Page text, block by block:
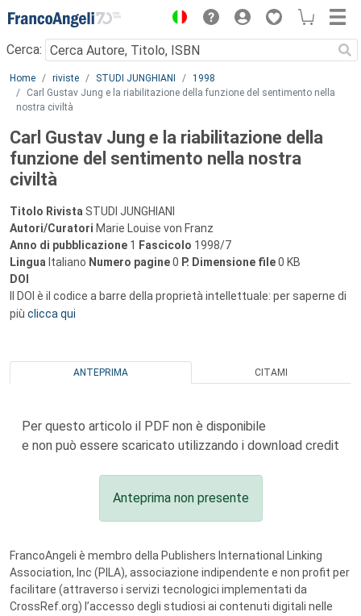
Menu
Cerca:
Main content
Home riviste STUDI JUNGHIANI
1998
Carl Gustav Jung e la riabilitazione della funzione del sentimento nella
nostra civiltà
Carl Gustav Jung e la riabilitazione della
funzione del sentimento nella nostra
civiltà
Titolo Rivista STUDI JUNGHIANI
Autori/Curatori Marie Louise von Franz
Anno di pubblicazione 1 Fascicolo 1998/7
Lingua Italiano Numero pagine0 P. Dimensione file0 KB
DOI
Il DOI è il codice a barre della proprietà intellettuale: per saperne di
più clicca qui
ANTEPRIMA CITAMI
Per questo articolo il PDF non è disponibile
e non può essere scaricato utilizzando i download credit
Anteprima non presente
FrancoAngeli è membro della Publishers International Linking
Association, Inc (PILA), associazione indipendente e non profit per
facilitare (attraverso i servizi tecnologici implementati da
CrossRef.org) l’accesso degli studiosi ai contenuti digitali nelle